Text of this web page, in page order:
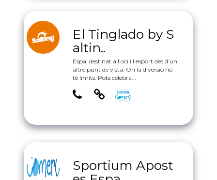
El Tinglado by S
altin..
Espai destinat a l’oci i l’esport des d’un
altre punt de vista. On la diversió no
té límits. Pots celebra...
Sportium Apost